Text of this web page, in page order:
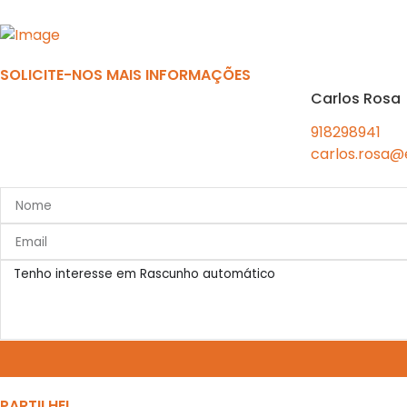
Previous
SOLICITE-NOS MAIS INFORMAÇÕES
Carlos Rosa
918298941